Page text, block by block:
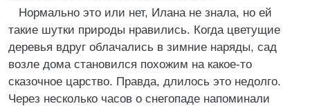
Нормально это или нет, Илана не знала, но ей
такие шутки природы нравились. Когда цветущие
деревья вдруг облачались в зимние наряды, сад
возле дома становился похожим на какое-то
сказочное царство. Правда, длилось это недолго.
Через несколько часов о снегопаде напоминали